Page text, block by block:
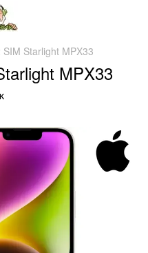
Starlight MPX33
MPX33